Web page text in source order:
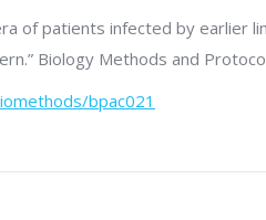
of patients infected by earlier
Biology Methods and
bpac021